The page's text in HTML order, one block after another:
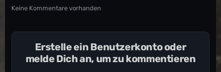
Keine Kommentare vorhanden
Erstelle ein Benutzerkonto oder
melde Dich an, um zu kommentieren